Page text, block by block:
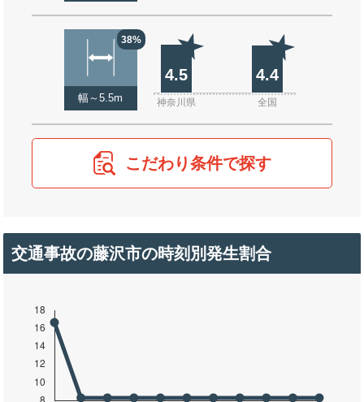
38%
幅～5.5m
4.5 4.4
神奈川県 全国
こだわり条件で探す
交通事故の藤沢市の時刻別発生割合